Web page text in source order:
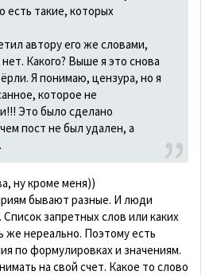
есть такие, которых
автору его же словами,
Какого? Выше я это снова
Я понимаю, цензура, но я
которое не
Это было сделано
пост не был удален, а
ну кроме меня))
бывают разные. И люди
запретных слов или каких
же нереально. Поэтому есть
по формулировках и значениям.
на свой счет. Какое то слово